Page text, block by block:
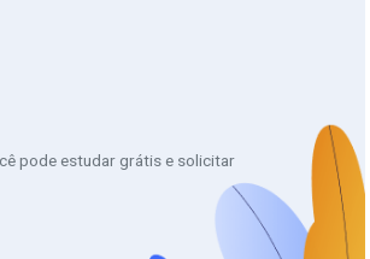
pode estudar grátis e solicitar